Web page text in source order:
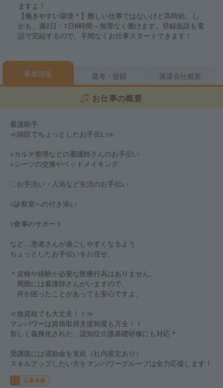
ますよ！
【働きやすい環境＊】難しい仕事ではないけど高時給。し
かも、週2日・1日6時間～無理なく働けます。登録面談も電
話で完結するので、手間なくお仕事スタートできます！
募集情報 選考・登録 派遣会社概要
お仕事の概要
看護助手
≪病院でちょっとしたお手伝い≫
○カルテ整理などの看護師さんのお手伝い
○シーツの交換やベッドメイキング
〇お手洗い・入浴など生活のお手伝い
○診察室への付き添い
○食事のサポート
など…患者さんが過ごしやすくなるよう
ちょっとしたお手伝いをお任せ。
＊資格や経験が必要な医療行為はありません。
周囲には看護師さんがいますので、
何か困ったことがあっても安心ですよ。
≪無資格でも大丈夫！！≫
マンパワーは資格取得支援制度も万全！！
新しく義務化された、認知症介護基礎研修にも対応＊
受講後には奨励金を支給（社内規定あり）
スキルアップしたい方をマンパワーグループは全力応援します！
応募資格